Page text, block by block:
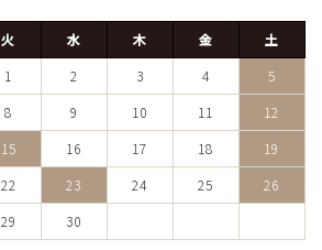
火 水 木 金
土
1
2 3 4
5
8 9 10 11
12
15 16 17 18
19
22 23 24 25
26
29 30